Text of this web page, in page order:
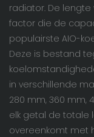
radiator. De lengte
factor die de
populairste AIO-
Deze is bestand
in verschillende
280 mm, 360 mm,
elk getal de totale
overeenkomt met